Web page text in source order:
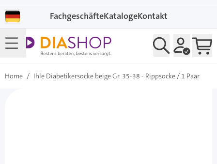
FachgeschäfteKatalogeKontakt
Home / Ihle Diabetikersocke beige Gr. 35-38 - Rippsocke / 1 Paar